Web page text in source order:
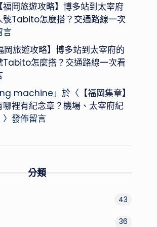
【福岡旅遊攻略】博多站到太宰府
號Tabito怎麼搭？交通路線一次
言
岡旅遊攻略】博多站到太宰府的
Tabito怎麼搭？交通路線一次看
machine」於〈 【福岡集章】
裡有紀念章？機場、太宰府紀
〉發佈留言
分類
43
36